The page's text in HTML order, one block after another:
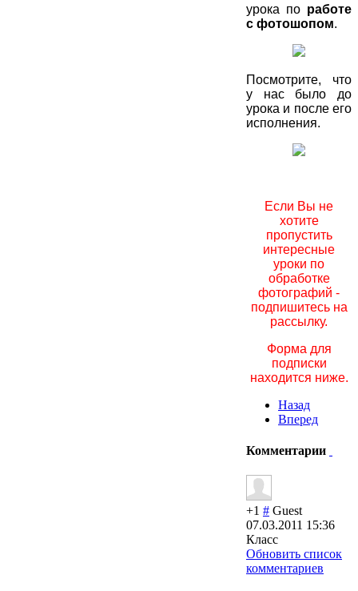
урока по работе
с фотошопом.
Посмотрите, что
у нас было до
урока и после его
исполнения.
Если Вы не
хотите
пропустить
интересные
уроки по
обработке
фотографий -
подпишитесь на
рассылку.
Форма для
подписки
находится ниже.
Назад
Вперед
Комментарии
+1 # Guest
07.03.2011 15:36
Класс
Обновить список
комментариев